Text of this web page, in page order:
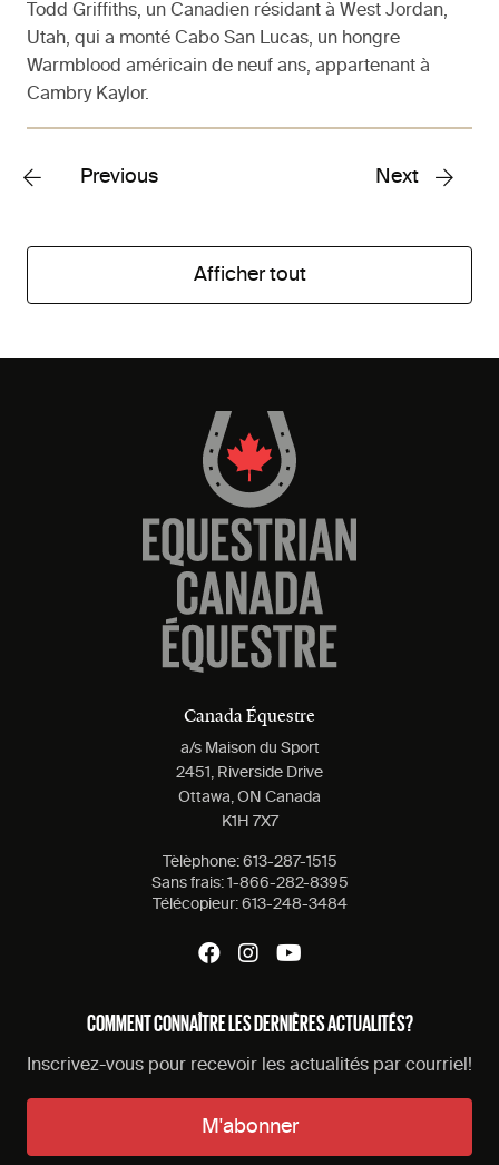
Todd Griffiths, un Canadien résidant à West Jordan,
Utah, qui a monté Cabo San Lucas, un hongre
Warmblood américain de neuf ans, appartenant à
Cambry Kaylor.
Previous Next
Afficher tout
Canada Équestre
a/s Maison du Sport
2451, Riverside Drive
Ottawa, ON Canada
K1H 7X7
Tèlèphone: 613-287-1515
Sans frais: 1-866-282-8395
Télécopieur: 613-248-3484
COMMENT CONNAÎTRE LES DERNIÈRES ACTUALITÉS?
Inscrivez-vous pour recevoir les actualités par courriel!
M'abonner